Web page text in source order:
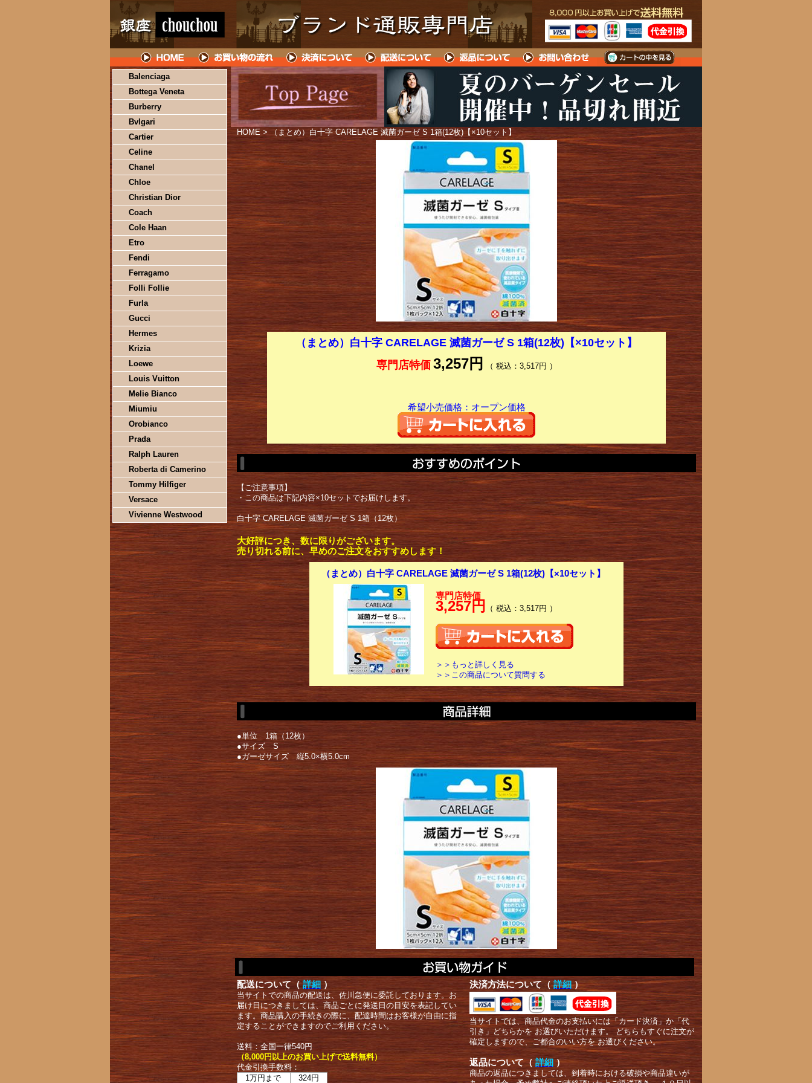
Balenciaga
Bottega Veneta
Burberry
Bvlgari
Cartier
Celine
Chanel
Chloe
Christian Dior
Coach
Cole Haan
Etro
Fendi
Ferragamo
Folli Follie
Furla
Gucci
Hermes
Krizia
Loewe
Louis Vuitton
Melie Bianco
Miumiu
Orobianco
Prada
Ralph Lauren
Roberta di Camerino
Tommy Hilfiger
Versace
Vivienne Westwood
HOME > （まとめ）白十字 CARELAGE 滅菌ガーゼ S 1箱(12枚)【×10セット】
（まとめ）白十字 CARELAGE 滅菌ガーゼ S 1箱(12枚)【×10セット】
専門店特価 3,257円 （ 税込：3,517円 ）
希望小売価格：オープン価格
【ご注意事項】
・この商品は下記内容×10セットでお届けします。
白十字 CARELAGE 滅菌ガーゼ S 1箱（12枚）
大好評につき、数に限りがございます。
売り切れる前に、早めのご注文をおすすめします！
（まとめ）白十字 CARELAGE 滅菌ガーゼ S 1箱(12枚)【×10セット】
専門店特価
3,257円 （ 税込：3,517円 ）
＞＞もっと詳しく見る
＞＞この商品について質問する
●単位 1箱（12枚）
●サイズ S
●ガーゼサイズ 縦5.0×横5.0cm
配送について（ 詳細 ）
当サイトでの商品の配送は、佐川急便に委託しております。お
届け日につきましては、商品ごとに発送日の目安を表記してい
ます。商品購入の手続きの際に、配達時間はお客様が自由に指
定することができますのでご利用ください。
送料：全国一律540円
（8,000円以上のお買い上げで送料無料）
代金引換手数料：
1万円まで
324円
決済方法について（ 詳細 ）
当サイトでは、商品代金のお支払いには「カード決済」か「代
引き」どちらかを お選びいただけます。 どちらもすぐに注文が
確定しますので、ご都合のいい方を お選びください。
返品について（ 詳細 ）
商品の返品につきましては、到着時における破損や商品違いが